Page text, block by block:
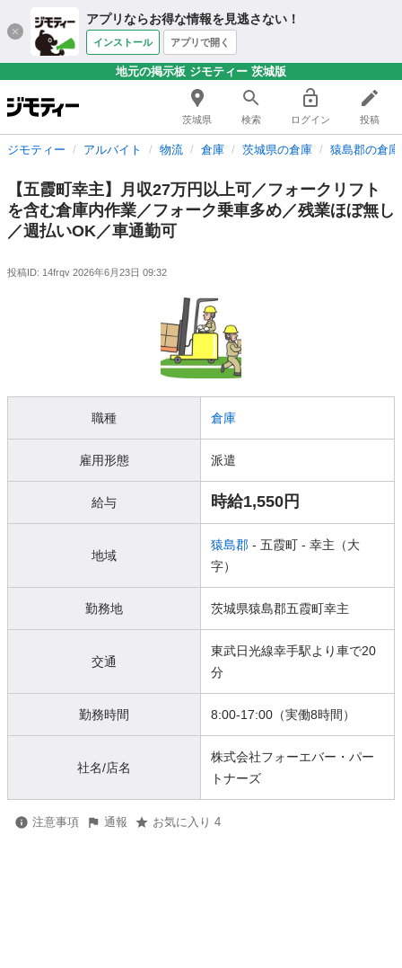
アプリならお得な情報を見逃さない！
インストール アプリで開く
地元の掲示板 ジモティー 茨城版
茨城県 検索 ログイン 投稿
ジモティー アルバイト 物流 倉庫 茨城県の倉庫 猿島郡の倉庫
【五霞町幸主】月収27万円以上可／フォークリフト
を含む倉庫内作業／フォーク乗車多め／残業ほぼ無し
／週払いOK／車通勤可
投稿ID: 14frqv 2026年6月23日 09:32
職種 倉庫
雇用形態 派遣
給与 時給1,550円
地域
猿島郡 - 五霞町 - 幸主（大
字）
勤務地 茨城県猿島郡五霞町幸主
交通
東武日光線幸手駅より車で20
分
勤務時間 8:00-17:00（実働8時間）
社名/店名
株式会社フォーエバー・パー
トナーズ
注意事項 通報 お気に入り 4